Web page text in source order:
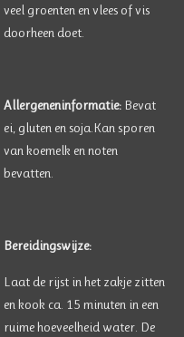
veel groenten en vlees of vis
doorheen doet.
Allergeneninformatie: Bevat
ei, gluten en soja.Kan sporen
van koemelk en noten
bevatten.
Bereidingswijze:
Laat de rijst in het zakje zitten
en kook ca. 15 minuten in een
ruime hoeveelheid water. De